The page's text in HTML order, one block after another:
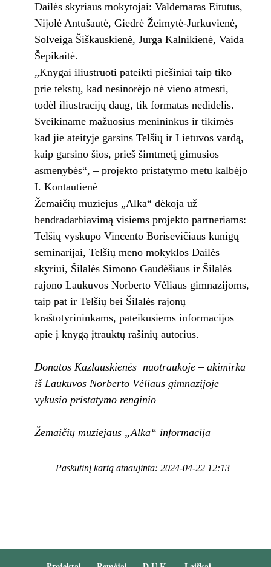
Dailės skyriaus mokytojai: Valdemaras Eitutus,
Nijolė Antušautė, Giedrė Žeimytė-Jurkuvienė,
Solveiga Šiškauskienė, Jurga Kalnikienė, Vaida
Šepikaitė.
„Knygai iliustruoti pateikti piešiniai taip tiko
prie tekstų, kad nesinorėjo nė vieno atmesti,
todėl iliustracijų daug, tik formatas nedidelis.
Sveikiname mažuosius menininkus ir tikimės
kad jie ateityje garsins Telšių ir Lietuvos vardą,
kaip garsino šios, prieš šimtmetį gimusios
asmenybės“, – projekto pristatymo metu kalbėjo
I. Kontautienė
Žemaičių muziejus „Alka“ dėkoja už
bendradarbiavimą visiems projekto partneriams:
Telšių vyskupo Vincento Borisevičiaus kunigų
seminarijai, Telšių meno mokyklos Dailės
skyriui, Šilalės Simono Gaudėšiaus ir Šilalės
rajono Laukuvos Norberto Vėliaus gimnazijoms,
taip pat ir Telšių bei Šilalės rajonų
kraštotyrininkams, pateikusiems informacijos
apie į knygą įtrauktų rašinių autorius.
Donatos Kazlauskienės nuotraukoje – akimirka
iš Laukuvos Norberto Vėliaus gimnazijoje
vykusio pristatymo renginio
Žemaičių muziejaus „Alka“ informacija
Paskutinį kartą atnaujinta: 2024-04-22 12:13